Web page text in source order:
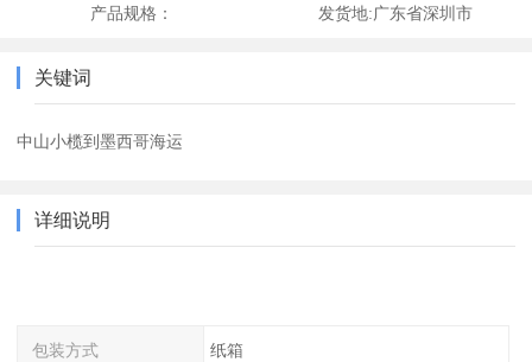
产品规格： 发货地:广东省深圳市
关键词
中山小榄到墨西哥海运
详细说明
包装方式 纸箱